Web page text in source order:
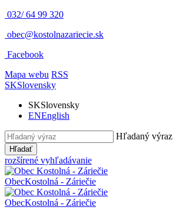
032/ 64 99 320
obec@kostolnazariecie.sk
Facebook
Mapa webu RSS
SKSlovensky
SKSlovensky
ENEnglish
Hľadaný výraz
Hľadať
rozšírené vyhľadávanie
ObecKostolná - Záriečie
ObecKostolná - Záriečie